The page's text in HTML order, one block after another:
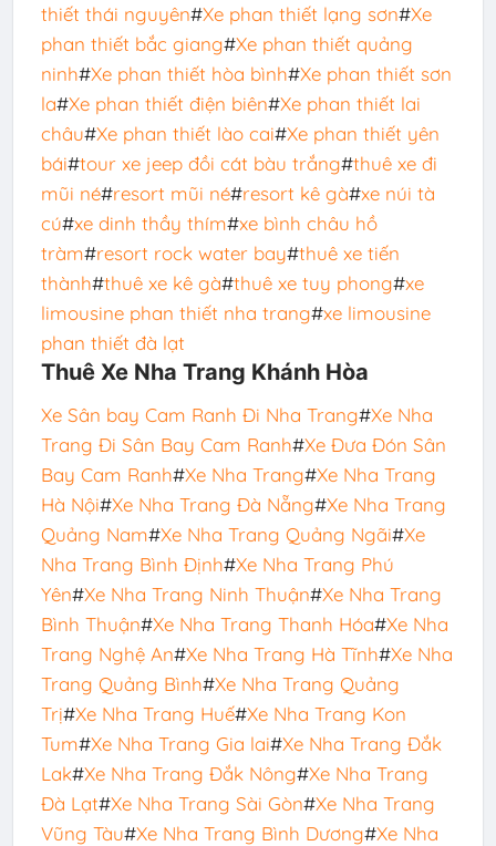
thiết thái nguyên#Xe phan thiết lạng sơn#Xe
phan thiết bắc giang#Xe phan thiết quảng
ninh#Xe phan thiết hòa bình#Xe phan thiết sơn
la#Xe phan thiết điện biên#Xe phan thiết lai
châu#Xe phan thiết lào cai#Xe phan thiết yên
bái#tour xe jeep đồi cát bàu trắng#thuê xe đi
mũi né#resort mũi né#resort kê gà#xe núi tà
cú#xe dinh thầy thím#xe bình châu hồ
tràm#resort rock water bay#thuê xe tiến
thành#thuê xe kê gà#thuê xe tuy phong#xe
limousine phan thiết nha trang#xe limousine
phan thiết đà lạt
Thuê Xe Nha Trang Khánh Hòa
Xe Sân bay Cam Ranh Đi Nha Trang#Xe Nha
Trang Đi Sân Bay Cam Ranh#Xe Đưa Đón Sân
Bay Cam Ranh#Xe Nha Trang#Xe Nha Trang
Hà Nội#Xe Nha Trang Đà Nẵng#Xe Nha Trang
Quảng Nam#Xe Nha Trang Quảng Ngãi#Xe
Nha Trang Bình Định#Xe Nha Trang Phú
Yên#Xe Nha Trang Ninh Thuận#Xe Nha Trang
Bình Thuận#Xe Nha Trang Thanh Hóa#Xe Nha
Trang Nghệ An#Xe Nha Trang Hà Tĩnh#Xe Nha
Trang Quảng Bình#Xe Nha Trang Quảng
Trị#Xe Nha Trang Huế#Xe Nha Trang Kon
Tum#Xe Nha Trang Gia lai#Xe Nha Trang Đắk
Lak#Xe Nha Trang Đắk Nông#Xe Nha Trang
Đà Lạt#Xe Nha Trang Sài Gòn#Xe Nha Trang
Vũng Tàu#Xe Nha Trang Bình Dương#Xe Nha